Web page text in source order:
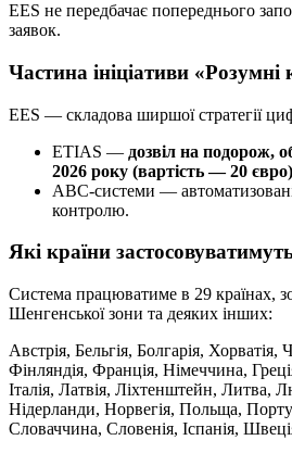
EES не передбачає попереднього
заявок.
Частина ініціативи «Розумні
EES — складова ширшої стратегії
ETIAS — дозвіл на подорож,
2026 року (вартість — 20
ABC-системи —
контролю.
Які країни
Система працюватиме в 29 країнах,
Шенгенської зони та деяких інших:
Австрія, Бельгія, Болгарія, Хорватія,
Фінляндія, Франція, Німеччина,
Італія, Латвія, Ліхтенштейн, Литва,
Нідерланди, Норвегія, Польща,
Словаччина, Словенія, Іспанія,